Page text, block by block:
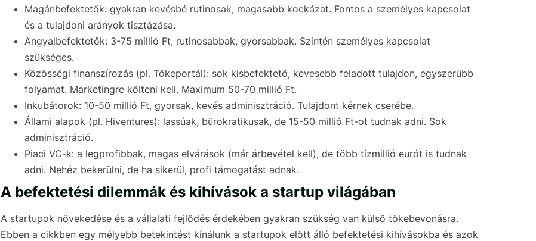
Magánbefektetők: gyakran kevésbé rutinosak, magasabb kockázat. Fontos a személyes kapcsolat
és a tulajdoni arányok tisztázása.
Angyalbefektetők: 3-75 millió Ft, rutinosabbak, gyorsabbak. Szintén személyes kapcsolat
szükséges.
Közösségi finanszírozás (pl. Tőkeportál): sok kisbefektető, kevesebb feladott tulajdon, egyszerűbb
folyamat. Marketingre költeni kell. Maximum 50-70 millió Ft.
Inkubátorok: 10-50 millió Ft, gyorsak, kevés adminisztráció. Tulajdont kérnek cserébe.
Állami alapok (pl. Hiventures): lassúak, bürokratikusak, de 15-50 millió Ft-ot tudnak adni. Sok
adminisztráció.
Piaci VC-k: a legprofibbak, magas elvárások (már árbevétel kell), de több tízmillió eurót is tudnak
adni. Nehéz bekerülni, de ha sikerül, profi támogatást adnak.
A befektetési dilemmák és kihívások a startup világában
A startupok növekedése és a vállalati fejlődés érdekében gyakran szükség van külső tőkebevonásra.
Ebben a cikkben egy mélyebb betekintést kínálunk a startupok előtt álló befektetési kihívásokba és azok